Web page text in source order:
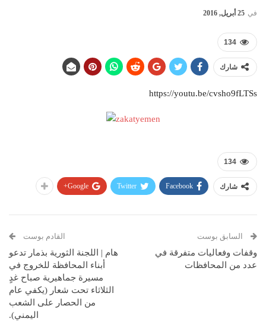
في 25 أبريل, 2016
134
شارك
https://youtu.be/cvsho9fLTSs
134
شارك Facebook
Twitter
Google+
السابق بوست
وقفات وفعاليات متفرقة في
عدد من المحافظات
القادم بوست
هام | اللجنة الثورية بذمار تدعو
أبناء المحافظة للخروج في
مسيرة جماهيرية صباح غدٍ
الثلاثاء تحت شعار (يكفي عام
من الحصار على الشعب
اليمني).